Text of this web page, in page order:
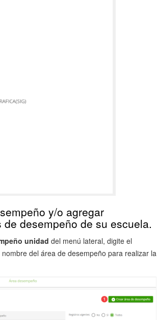
y/o agregar
desempeño de su escuela.
unidad del menú lateral, digite el
del área de desempeño para realizar la